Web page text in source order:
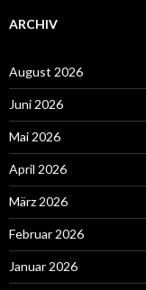
ARCHIV
August 2026
Juni 2026
Mai 2026
April 2026
März 2026
Februar 2026
Januar 2026